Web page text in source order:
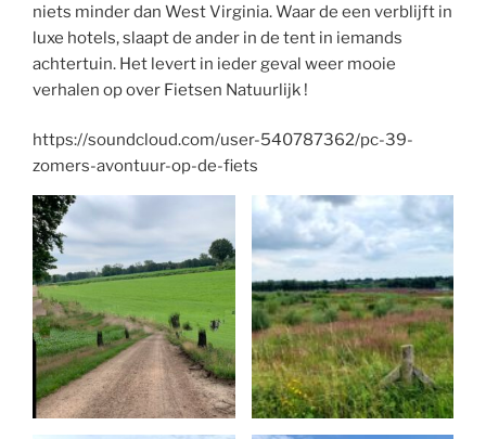
niets minder dan West Virginia. Waar de een verblijft in
luxe hotels, slaapt de ander in de tent in iemands
achtertuin. Het levert in ieder geval weer mooie
verhalen op over Fietsen Natuurlijk !
https://soundcloud.com/user-540787362/pc-39-
zomers-avontuur-op-de-fiets